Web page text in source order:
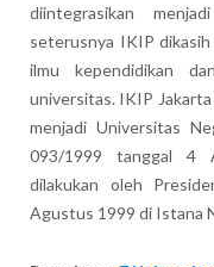
diintegrasikan
seterusnya IKIP
ilmu kependidikan
universitas. IKIP
menjadi Universitas
093/1999 tanggal 4
dilakukan oleh
Agustus 1999 di Istana